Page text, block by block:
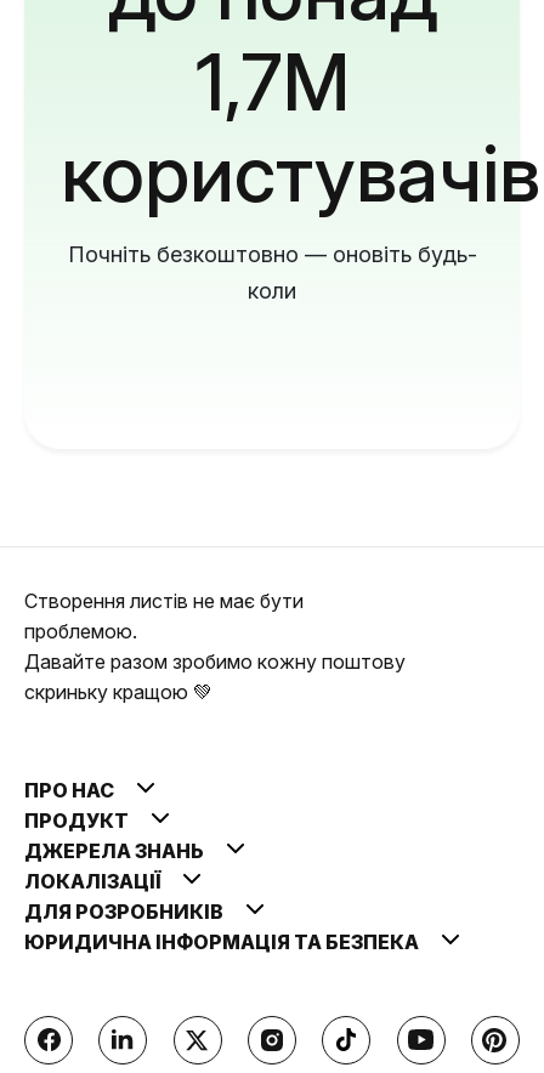
1,7M
користувачів
Почніть безкоштовно — оновіть будь-
коли
Створення листів не має бути
проблемою.
Давайте разом зробимо кожну поштову
скриньку кращою 💚
ПРО НАС
ПРОДУКТ
ДЖЕРЕЛА ЗНАНЬ
ЛОКАЛІЗАЦІЇ
ДЛЯ РОЗРОБНИКІВ
ЮРИДИЧНА ІНФОРМАЦІЯ ТА БЕЗПЕКА